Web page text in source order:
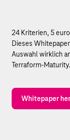
24 Kriterien, 5
Dieses
Auswahl wirklich
Terraform-
Whitepaper